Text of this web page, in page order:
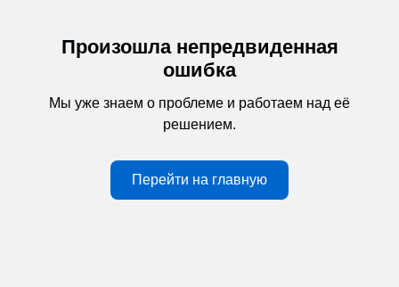
Произошла непредвиденная
ошибка
Мы уже знаем о проблеме и работаем над её
решением.
Перейти на главную